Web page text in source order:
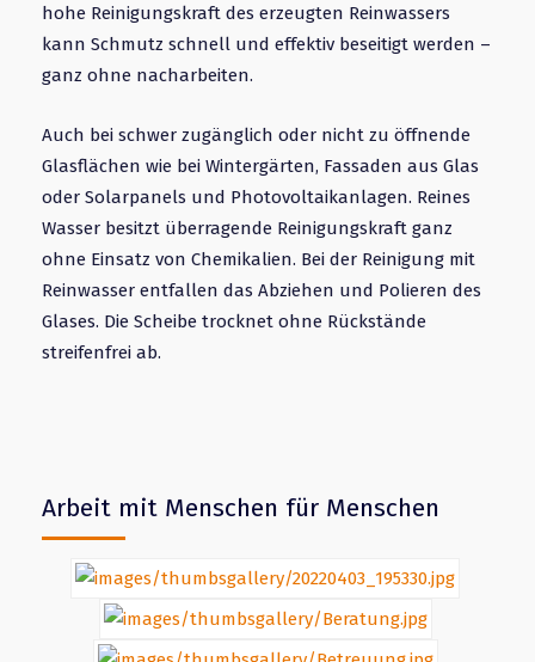
hohe Reinigungskraft des erzeugten Reinwassers
kann Schmutz schnell und effektiv beseitigt werden –
ganz ohne nacharbeiten.
Auch bei schwer zugänglich oder nicht zu öffnende
Glasflächen wie bei Wintergärten, Fassaden aus Glas
oder Solarpanels und Photovoltaikanlagen. Reines
Wasser besitzt überragende Reinigungskraft ganz
ohne Einsatz von Chemikalien. Bei der Reinigung mit
Reinwasser entfallen das Abziehen und Polieren des
Glases. Die Scheibe trocknet ohne Rückstände
streifenfrei ab.
Arbeit mit Menschen für Menschen